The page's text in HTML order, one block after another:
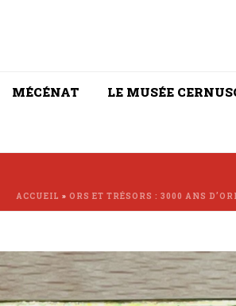
MÉCÉNAT LE MUSÉE
ACCUEIL » ORS ET TRÉSORS : 3000 ANS